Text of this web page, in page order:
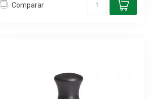
Comparar